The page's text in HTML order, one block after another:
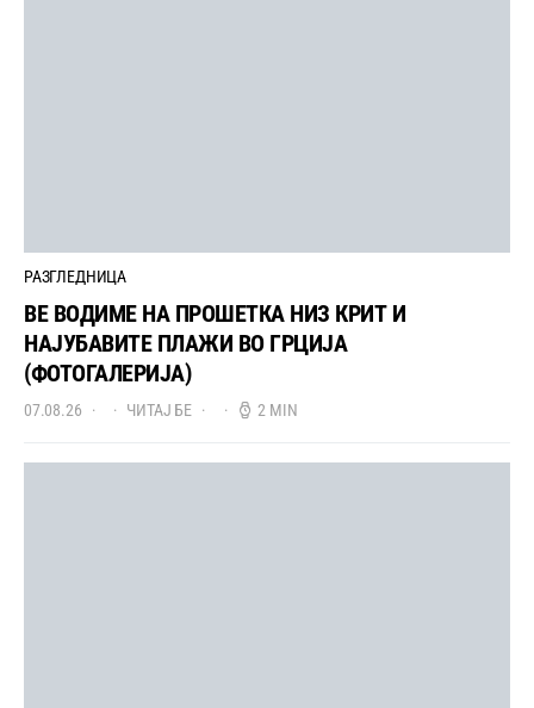
РАЗГЛЕДНИЦА
ВЕ ВОДИМЕ НА ПРОШЕТКА НИЗ КРИТ И
НАЈУБАВИТЕ ПЛАЖИ ВО ГРЦИЈА
(ФОТОГАЛЕРИЈА)
07.08.26 ЧИТАЈ БЕ 2 MIN